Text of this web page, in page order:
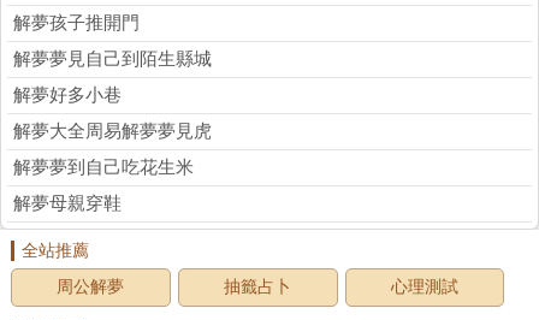
解夢孩子推開門
解夢夢見自己到陌生縣城
解夢好多小巷
解夢大全周易解夢夢見虎
解夢夢到自己吃花生米
解夢母親穿鞋
全站推薦
周公解夢
抽籤占卜 心理測試